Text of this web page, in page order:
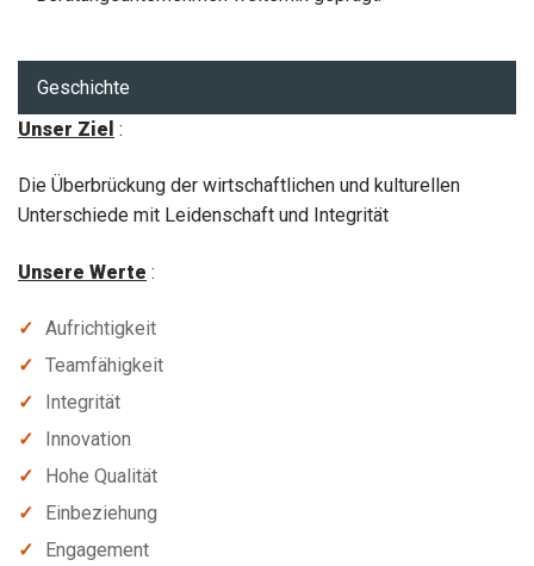
Geschichte
Unser Ziel :
Die Überbrückung der wirtschaftlichen und kulturellen
Unterschiede mit Leidenschaft und Integrität
Unsere Werte :
Aufrichtigkeit
Teamfähigkeit
Integrität
Innovation
Hohe Qualität
Einbeziehung
Engagement